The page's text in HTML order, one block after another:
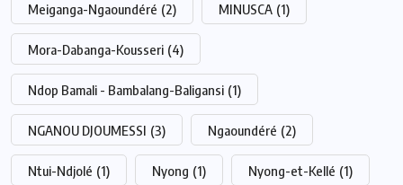
Meiganga-Ngaoundéré (2) MINUSCA (1)
Mora-Dabanga-Kousseri (4)
Ndop Bamali - Bambalang-Baligansi (1)
NGANOU DJOUMESSI (3) Ngaoundéré (2)
Ntui-Ndjolé (1) Nyong (1) Nyong-et-Kellé (1)